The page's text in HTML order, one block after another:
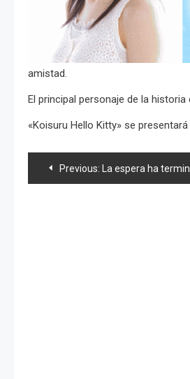
amistad.
El principal personaje de la
«Koisuru Hello Kitty» se
Navegación
Previous: La espera ha